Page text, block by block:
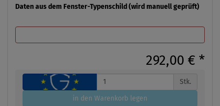
Daten aus dem Fenster-Typenschild (wird manuell geprüft)
292,00 € *
Stk.
in den Warenkorb legen